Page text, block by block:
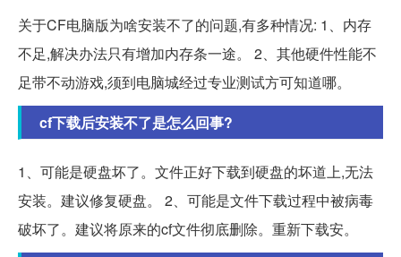
关于CF电脑版为啥安装不了的问题,有多种情况: 1、内存
不足,解决办法只有增加内存条一途。 2、其他硬件性能不
足带不动游戏,须到电脑城经过专业测试方可知道哪。
cf下载后安装不了是怎么回事?
1、可能是硬盘坏了。文件正好下载到硬盘的坏道上,无法
安装。建议修复硬盘。 2、可能是文件下载过程中被病毒
破坏了。建议将原来的cf文件彻底删除。重新下载安。